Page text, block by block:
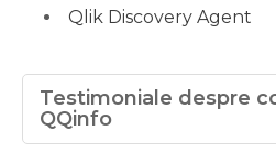
Qlik Discovery Agent
Testimoniale despre
QQinfo